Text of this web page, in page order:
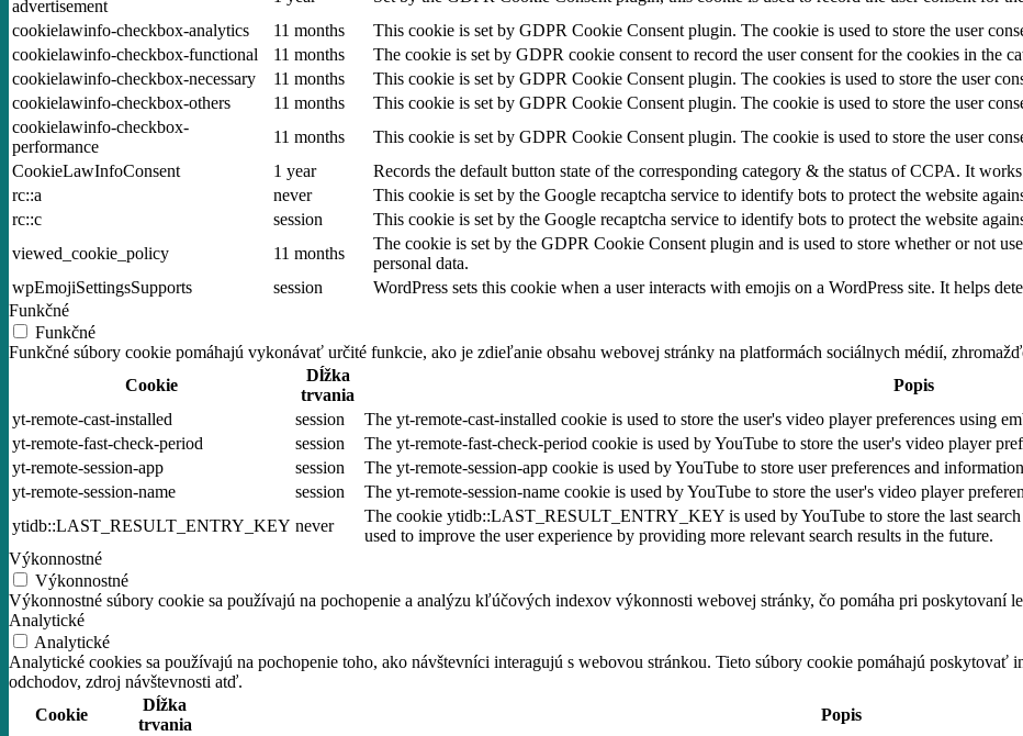
advertisement
cookielawinfo-checkbox-analytics
11 months
This cookie is set by GDPR Cookie Consent plugin. The cookie is used to store the user
cookielawinfo-checkbox-functional
11 months
The cookie is set by GDPR cookie consent to record the user consent for the cookies in the
cookielawinfo-checkbox-necessary
11 months
This cookie is set by GDPR Cookie Consent plugin. The cookies is used to store the user
cookielawinfo-checkbox-others
11 months
This cookie is set by GDPR Cookie Consent plugin. The cookie is used to store the user
cookielawinfo-checkbox-
performance
11 months
This cookie is set by GDPR Cookie Consent plugin. The cookie is used to store the user
CookieLawInfoConsent
1 year
Records the default button state of the corresponding category & the status of CCPA. It
rc::a
never
This cookie is set by the Google recaptcha service to identify bots to protect the website
rc::c
session
This cookie is set by the Google recaptcha service to identify bots to protect the website
viewed_cookie_policy
11 months
The cookie is set by the GDPR Cookie Consent plugin and is used to store whether or not
personal data.
wpEmojiSettingsSupports
session
WordPress sets this cookie when a user interacts with emojis on a WordPress site. It helps
Funkčné
Funkčné
Funkčné súbory cookie pomáhajú vykonávať určité funkcie, ako je zdieľanie obsahu webovej stránky na platformách sociálnych médií,
Cookie
Dĺžka
trvania
Popis
yt-remote-cast-installed
session
The yt-remote-cast-installed cookie is used to store the user's video player preferences using
yt-remote-fast-check-period
session
The yt-remote-fast-check-period cookie is used by YouTube to store the user's video player
yt-remote-session-app
session
The yt-remote-session-app cookie is used by YouTube to store user preferences and
yt-remote-session-name
session
The yt-remote-session-name cookie is used by YouTube to store the user's video player
ytidb::LAST_RESULT_ENTRY_KEY never
The cookie ytidb::LAST_RESULT_ENTRY_KEY is used by YouTube to store the last
used to improve the user experience by providing more relevant search results in the future.
Výkonnostné
Výkonnostné
Výkonnostné súbory cookie sa používajú na pochopenie a analýzu kľúčových indexov výkonnosti webovej stránky, čo pomáha pri poskytovaní
Analytické
Analytické
Analytické cookies sa používajú na pochopenie toho, ako návštevníci interagujú s webovou stránkou. Tieto súbory cookie pomáhajú poskytovať
odchodov, zdroj návštevnosti atď.
Cookie
Dĺžka
trvania
Popis